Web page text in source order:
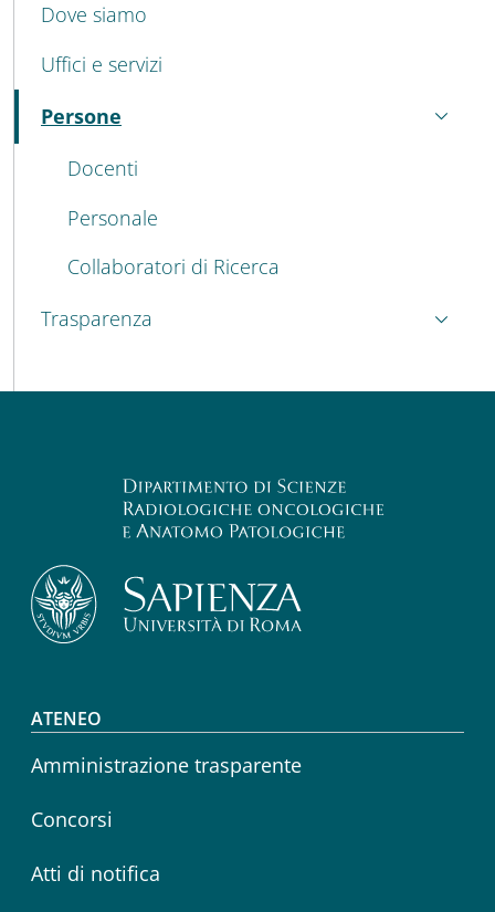
Dove siamo
Uffici e servizi
Persone
Attivo
Docenti
Personale
Collaboratori di Ricerca
Trasparenza
Footer menu
ATENEO
Amministrazione trasparente
Concorsi
Atti di notifica